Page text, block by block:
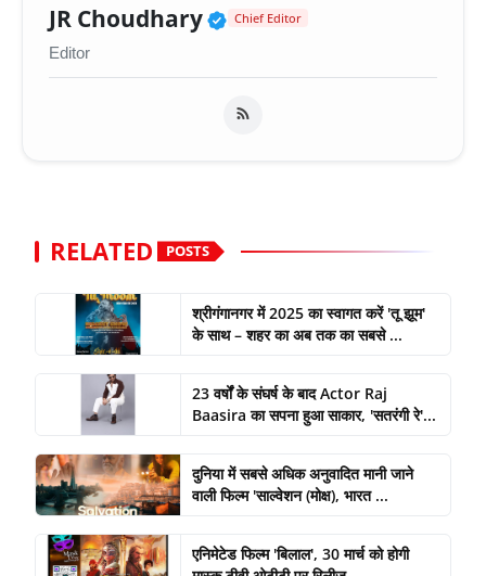
JR Choudhary Verified Public Figure
Chief Editor
Editor
RELATED POSTS
श्रीगंगानगर में 2025 का स्वागत करें 'तू झूम'
के साथ – शहर का अब तक का सबसे ...
23 वर्षों के संघर्ष के बाद Actor Raj
Baasira का सपना हुआ साकार, 'सतरंगी रे'...
दुनिया में सबसे अधिक अनुवादित मानी जाने
वाली फिल्म 'साल्वेशन (मोक्ष), भारत ...
एनिमेटेड फिल्म 'बिलाल', 30 मार्च को होगी